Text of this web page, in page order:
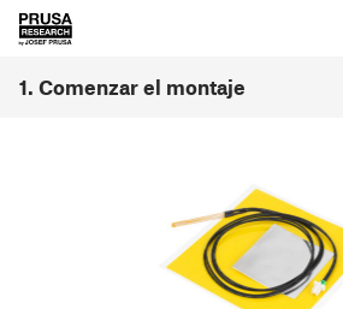
1. Comenzar el montaje